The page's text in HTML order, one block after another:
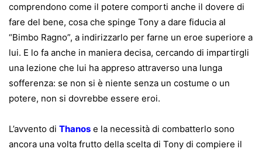
comprendono come il potere comporti anche il dovere di
fare del bene, cosa che spinge Tony a dare fiducia al
“Bimbo Ragno”, a indirizzarlo per farne un eroe superiore a
lui. E lo fa anche in maniera decisa, cercando di impartirgli
una lezione che lui ha appreso attraverso una lunga
sofferenza: se non si è niente senza un costume o un
potere, non si dovrebbe essere eroi.
L’avvento di Thanos e la necessità di combatterlo sono
ancora una volta frutto della scelta di Tony di compiere il